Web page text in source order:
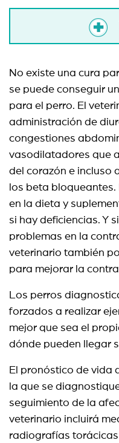
No existe una cura
se puede conseguir
para el perro. El
administración de
congestiones
vasodilatadores que
del corazón e incluso
los beta
en la dieta y
si hay deficiencias. Y
problemas en la
veterinario también
para mejorar la
Los perros
forzados a realizar
mejor que sea el
dónde pueden llegar
El pronóstico de vida
la que se
seguimiento de la
veterinario incluirá
radiografías